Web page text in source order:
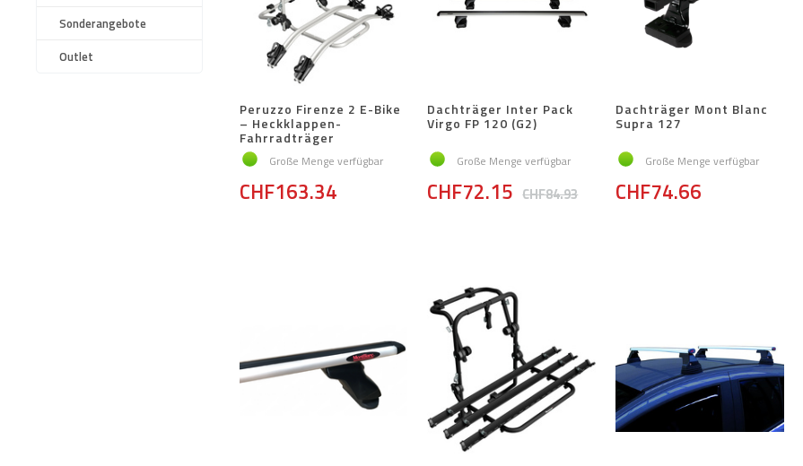
Sonderangebote
Outlet
Peruzzo Firenze 2 E-Bike
– Heckklappen-
Fahrradträger
Große Menge verfügbar
CHF163.34
Dachträger Inter Pack
Virgo FP 120 (G2)
Große Menge verfügbar
CHF84.93
CHF72.15
Dachträger Mont Blanc
Supra 127
Große Menge verfügbar
CHF74.66